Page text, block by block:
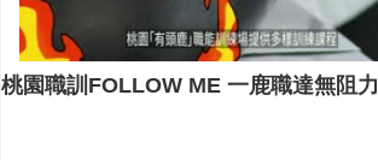
桃園職訓FOLLOW ME 一鹿職達無阻力